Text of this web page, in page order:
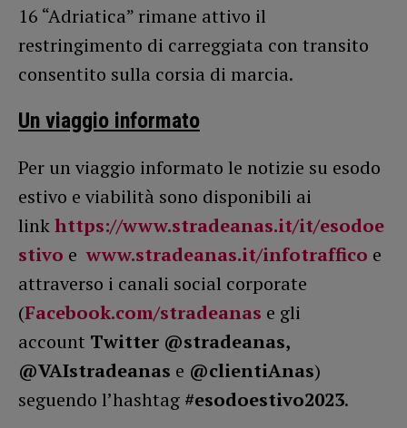
16 “Adriatica” rimane attivo il
restringimento di carreggiata con transito
consentito sulla corsia di marcia.
Un viaggio informato
Per un viaggio informato le notizie su esodo
estivo e viabilità sono disponibili ai
linkhttps://www.stradeanas.it/it/esodoe
stivo e www.stradeanas.it/infotraffico e
attraverso i canali social corporate
(Facebook.com/stradeanas e gli
account Twitter @stradeanas,
@VAIstradeanas e @clientiAnas)
seguendo l’hashtag #esodoestivo2023.